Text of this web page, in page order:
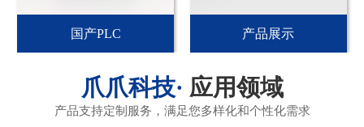
国产PLC 产品展示
应用领域